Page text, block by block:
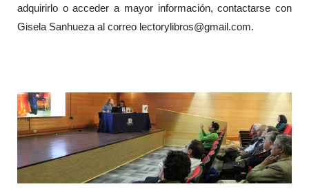
adquirirlo o acceder a mayor información, contactarse con
Gisela Sanhueza al correo lectorylibros@gmail.com.